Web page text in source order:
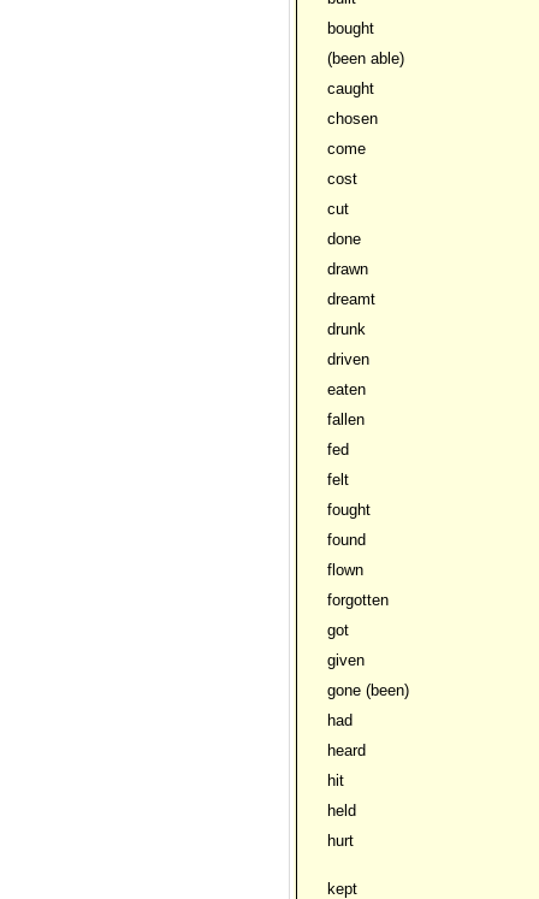
bought
(been able)
caught
chosen
come
cost
cut
done
drawn
dreamt
drunk
driven
eaten
fallen
fed
felt
fought
found
flown
forgotten
got
given
gone (been)
had
heard
hit
held
hurt
kept